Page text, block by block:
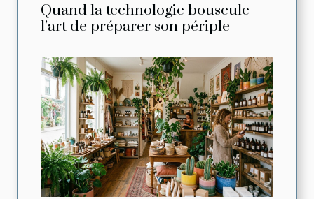
Quand la technologie bouscule
l’art de préparer son périple